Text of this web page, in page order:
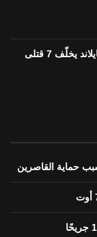
إطلاق نار داخل مدرسة في تايلاند يخلّف 7 قتلى